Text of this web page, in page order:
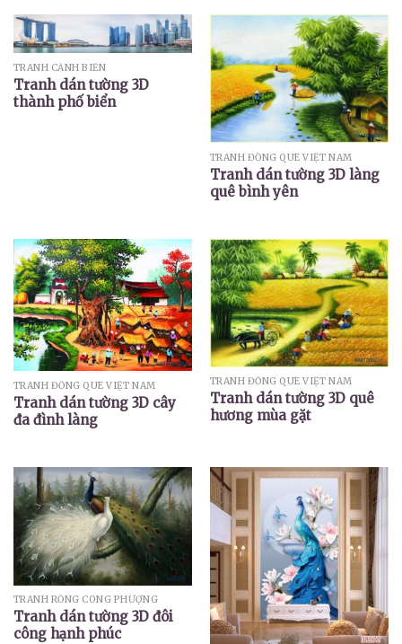
TRANH CẢNH BIỂN
Tranh dán tường 3D
thành phố biển
TRANH ĐỒNG QUÊ VIỆT NAM
Tranh dán tường 3D làng
quê bình yên
TRANH ĐỒNG QUÊ VIỆT NAM
Tranh dán tường 3D cây
đa đình làng
TRANH ĐỒNG QUÊ VIỆT NAM
Tranh dán tường 3D quê
hương mùa gặt
TRANH RỒNG CÔNG PHƯỢNG
Tranh dán tường 3D đôi
công hạnh phúc